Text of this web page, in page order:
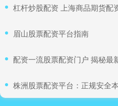
杠杆炒股配资 上海商品期货配
​眉山股票配资平台指南
配资一流股票配资门户 揭秘最
株洲股票配资平台：正规安全